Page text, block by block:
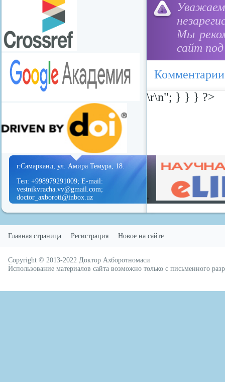
Мы
сайт
\r\n"; } } } ?>
г.Самарканд, ул. Амира Темура, 18.
Тел: +998979291009; E-mail:
vestnikvracha.vv@gmail.com;
doctor_axboroti@inbox.uz
Главная страница Регистрация Новое на сайте
Copyright © 2013-2022 Доктор Ахборотномаси
Использование материалов сайта возможно только с письменного